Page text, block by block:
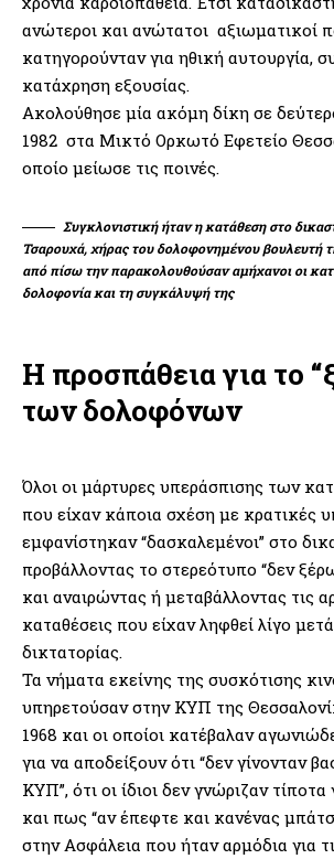
ανώτεροι και ανώτατοι αξιωματικοί
κατηγορούνταν για ηθική αυτουργία,
κατάχρηση εξουσίας.
Ακολούθησε μία ακόμη δίκη σε
1982 στα Μικτό Ορκωτό Εφετείο
οποίο μείωσε τις ποινές.
Συγκλονιστική ήταν η κατάθεση στο
Τσαρουχά, χήρας του δολοφονημένου βουλευτή
από πίσω την παρακολουθούσαν αμήχανοι οι
δολοφονία και τη συγκάλυψή της
Η προσπάθεια για το
των δολοφόνων
Όλοι οι μάρτυρες υπεράσπισης των
που είχαν κάποια σχέση με κρατικές
εμφανίστηκαν “δασκαλεμένοι” στο
προβάλλοντας το στερεότυπο “δεν
και αναιρώντας ή μεταβάλλοντας τις
καταθέσεις που είχαν ληφθεί λίγο
δικτατορίας.
Τα νήματα εκείνης της συσκότισης
υπηρετούσαν στην ΚΥΠ της
1968 και οι οποίοι κατέβαλαν
για να αποδείξουν ότι “δεν γίνονταν
ΚΥΠ”, ότι οι ίδιοι δεν γνώριζαν τίποτα
και πως “αν έπεφτε και κανένας
στην Ασφάλεια που ήταν αρμόδια για